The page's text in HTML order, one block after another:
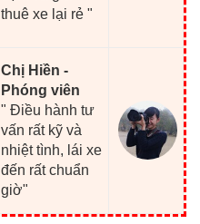
thuê xe lại rẻ "
Chị Hiền -
Phóng viên
" Điều hành tư
vấn rất kỹ và
nhiệt tình, lái xe
đến rất chuẩn
giờ"